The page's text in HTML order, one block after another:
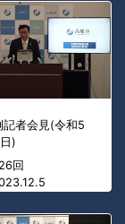
記者会見(令和5
)
回